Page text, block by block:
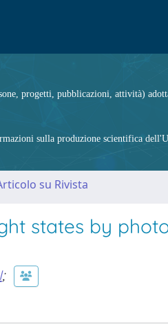
progetti, pubblicazioni, attività)
sulla produzione scientifica
su Rivista
states by
;